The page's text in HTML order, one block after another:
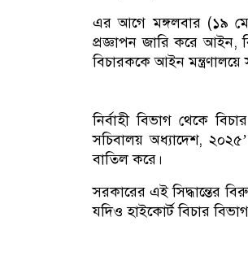
এর আগে মঙ্গলবার (১৯ মে)
প্রজ্ঞাপন জারি করে আইন,
বিচারককে আইন
নির্বাহী বিভাগ থেকে
সচিবালয় অধ্যাদেশ,
বাতিল করে।
সরকারের এই সিদ্ধান্তের
যদিও হাইকোর্ট বিচার